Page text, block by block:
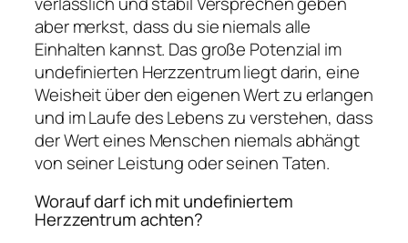
aber merkst, dass du sie niemals alle
Einhalten kannst. Das große Potenzial im
undefinierten Herzzentrum liegt darin, eine
Weisheit über den eigenen Wert zu erlangen
und im Laufe des Lebens zu verstehen, dass
der Wert eines Menschen niemals abhängt
von seiner Leistung oder seinen Taten.
Worauf darf ich mit undefiniertem
Herzzentrum achten?